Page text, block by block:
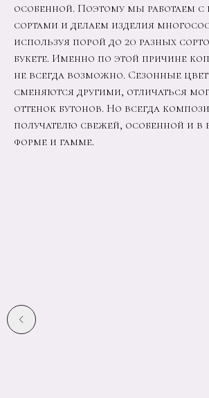
особенной. Поэтому мы работаем с
сортами и делаем изделия
используя порой до 20 разных
букете. Именно по этой причине
не всегда возможно. Сезонные
сменяются другими, отличаться
оттенок бутонов. Но всегда
получателю свежей, особенной и в
форме и гамме.